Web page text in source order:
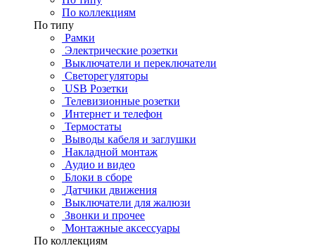
По коллекциям
По типу
Рамки
Электрические розетки
Выключатели и переключатели
Светорегуляторы
USB Розетки
Телевизионные розетки
Интернет и телефон
Термостаты
Выводы кабеля и заглушки
Накладной монтаж
Аудио и видео
Блоки в сборе
Датчики движения
Выключатели для жалюзи
Звонки и прочее
Монтажные аксессуары
По коллекциям